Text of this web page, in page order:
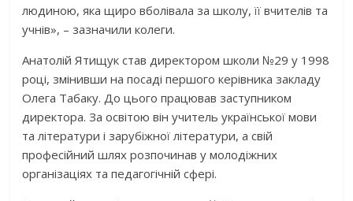
людиною, яка щиро вболівала за школу, її вчителів та
учнів», – зазначили колеги.
Анатолій Ятищук став директором школи №29 у 1998
році, змінивши на посаді першого керівника закладу
Олега Табаку. До цього працював заступником
директора. За освітою він учитель української мови
та літератури і зарубіжної літератури, а свій
професійний шлях розпочинав у молодіжних
організаціях та педагогічній сфері.